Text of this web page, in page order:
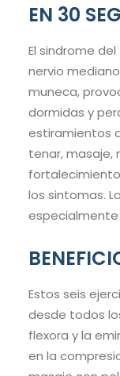
EN 30
El sindrome
nervio
muneca,
dormidas y
estiramientos
tenar, masaje,
los sintomas.
Estos seis
desde todos
flexora y la
en la